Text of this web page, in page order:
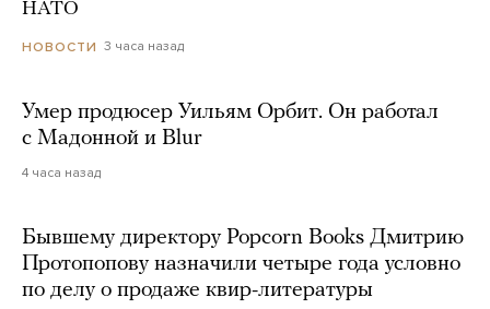
НАТО
НОВОСТИ 3 часа назад
Умер продюсер Уильям Орбит. Он работал
с Мадонной и Blur
4 часа назад
Бывшему директору Popcorn Books Дмитрию
Протопопову назначили четыре года условно
по делу о продаже квир-литературы